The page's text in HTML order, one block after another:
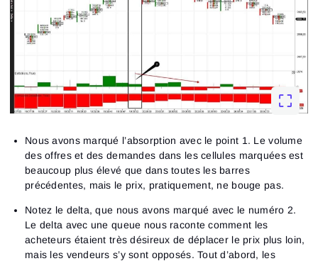
Nous avons marqué l’absorption avec le point 1. Le volume
des offres et des demandes dans les cellules marquées est
beaucoup plus élevé que dans toutes les barres
précédentes, mais le prix, pratiquement, ne bouge pas.
Notez le delta, que nous avons marqué avec le numéro 2.
Le delta avec une queue nous raconte comment les
acheteurs étaient très désireux de déplacer le prix plus loin,
mais les vendeurs s’y sont opposés. Tout d’abord, les